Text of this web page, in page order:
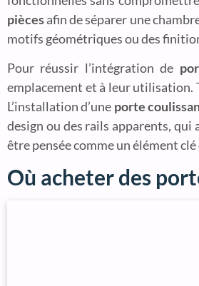
piècesafin de séparer une
motifs géométriques ou des
Pour réussir l’intégration de
emplacement et à leur utilisation.
L’installation d’une porte
design ou des rails apparents,
être pensée comme un élément
Où acheter des